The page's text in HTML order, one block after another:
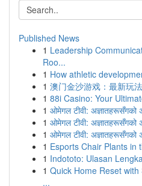
Published News
1 Leadership
Roo...
1 How athletic
1 澳门金沙游戏：最新玩
1 88i Casino: Your
1 ओमेगल टीवी: अज्ञातहरूसँगको
1 ओमेगल टीवी: अज्ञातहरूसँगको
1 ओमेगल टीवी: अज्ञातहरूसँगको
1 Esports Chair Plants in
1 Indototo: Ulasan
1 Quick Home Reset
...